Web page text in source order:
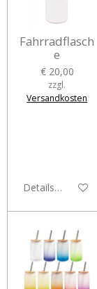
Fahrradflasch
e
€ 20,00
zzgl.
Versandkosten
Details anzeigen